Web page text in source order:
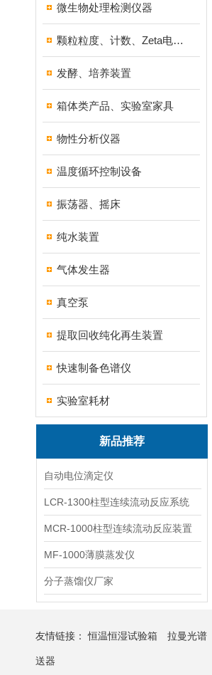
微生物处理检测仪器
颗粒粒度、计数、Zeta电位分析仪器
发酵、培养装置
箱体类产品、实验室家具
物性分析仪器
温度循环控制设备
振荡器、摇床
纯水装置
气体发生器
真空泵
提取回收纯化再生装置
快速制备色谱仪
实验室耗材
新品推荐
自动电位滴定仪
LCR-1300柱型连续流动反应系统
MCR-1000柱型连续流动反应装置
MF-1000薄膜蒸发仪
分子蒸馏仪厂家
友情链接：恒温恒湿试验箱 拉曼光谱
送器